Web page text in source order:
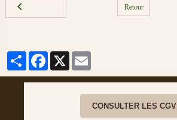
Retour
Partager Facebook
X
CONSULTER LES CGV